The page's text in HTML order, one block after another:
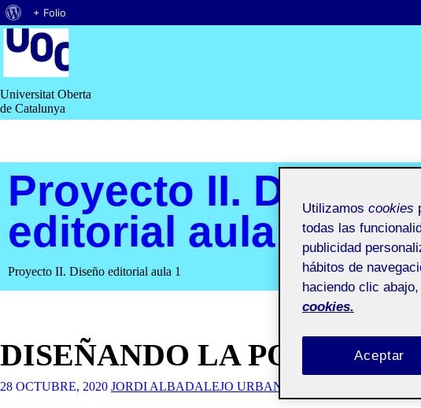
Saltar
al
contenido
Universitat Oberta
de Catalunya
Proyecto II. Diseño
editorial aula 1
Proyecto II. Diseño editorial aula 1
DISEÑANDO LA PORTADA
28 OCTUBRE, 2020 JORDI ALBADALEJO URBANO
Acerca
de
WordPress
+ Folio
Utilizamos cookies
todas las
publicidad
hábitos de
haciendo clic
cookies.
Aceptar